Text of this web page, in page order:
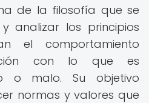
de la filosofía que se
analizar los principios
el comportamiento
con lo que es
o malo. Su objetivo
normas y valores que